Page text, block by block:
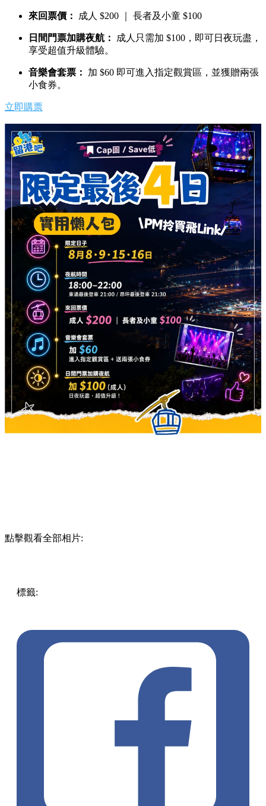
來回票價： 成人 $200 ｜ 長者及小童 $100
日間門票加購夜航：
成人只需加 $100，即可日夜玩盡，
享受超值升級體驗。
音樂會套票：
加 $60 即可進入指定觀賞區，並獲贈兩張
小食券。
立即購票
點擊觀看全部相片:
標籤: